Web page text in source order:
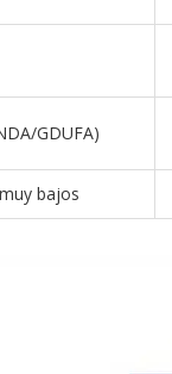
GDUFA)
bajos